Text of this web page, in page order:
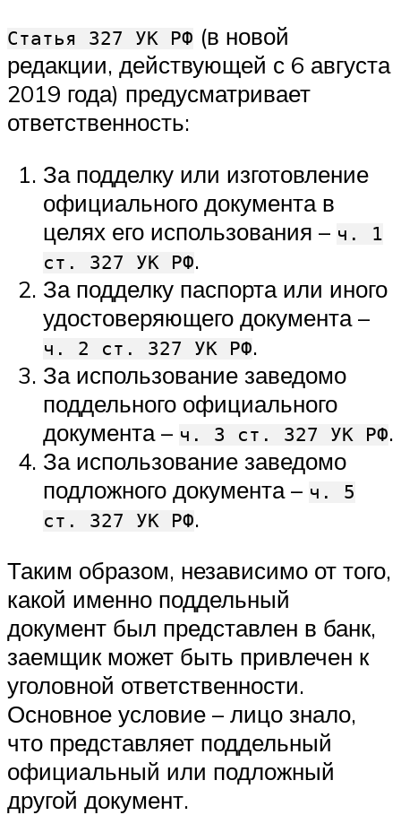
Статья 327 УК РФ (в новой
редакции, действующей с 6 августа
2019 года) предусматривает
ответственность:
За подделку или изготовление
официального документа в
целях его использования – ч. 1
ст. 327 УК РФ.
За подделку паспорта или иного
удостоверяющего документа –
ч. 2 ст. 327 УК РФ.
За использование заведомо
поддельного официального
документа – ч. 3 ст. 327 УК РФ.
За использование заведомо
подложного документа – ч. 5
ст. 327 УК РФ.
Таким образом, независимо от того,
какой именно поддельный
документ был представлен в банк,
заемщик может быть привлечен к
уголовной ответственности.
Основное условие – лицо знало,
что представляет поддельный
официальный или подложный
другой документ.